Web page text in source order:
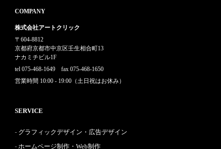
COMPANY
株式会社アートクリック
〒604-8812
京都府京都市中京区壬生相合町13
ナカミチビル1F
tel 075-468-1649 fax 075-468-1650
営業時間 10:00 - 19:00（土日祝はお休み）
SERVICE
グラフィックデザイン・広告デザイン
ホームページ制作・Web制作